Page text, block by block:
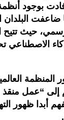
بوجود
ضاعفت البلدان
الرسمي، حيث
إلى “عمل منقذ
أبدا ظهور